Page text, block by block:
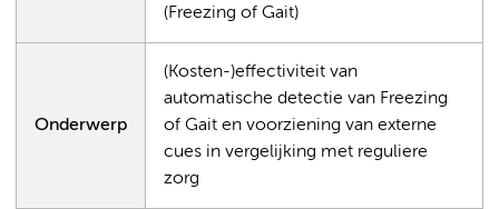
(Freezing of Gait)
Onderwerp
(Kosten-)effectiviteit van
automatische detectie van Freezing
of Gait en voorziening van externe
cues in vergelijking met reguliere
zorg